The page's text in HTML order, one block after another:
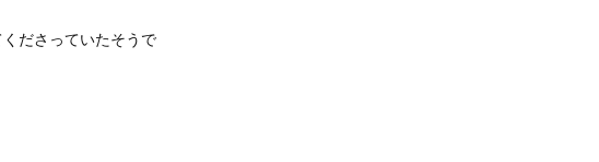
ださっていたそうで